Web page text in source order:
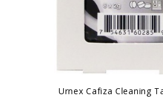
Urnex Cafiza Cleaning